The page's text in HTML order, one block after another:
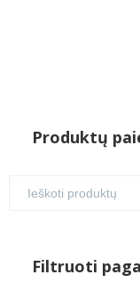
Produktų
Filtruoti